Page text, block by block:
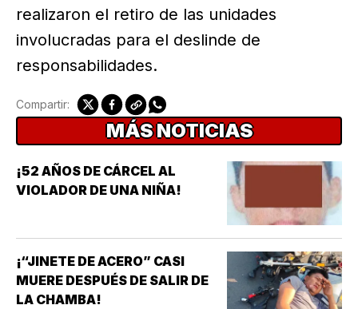
realizaron el retiro de las unidades
involucradas para el deslinde de
responsabilidades.
Compartir:
MÁS NOTICIAS
¡52 AÑOS DE CÁRCEL AL
VIOLADOR DE UNA NIÑA!
¡“JINETE DE ACERO” CASI
MUERE DESPUÉS DE SALIR DE
LA CHAMBA!